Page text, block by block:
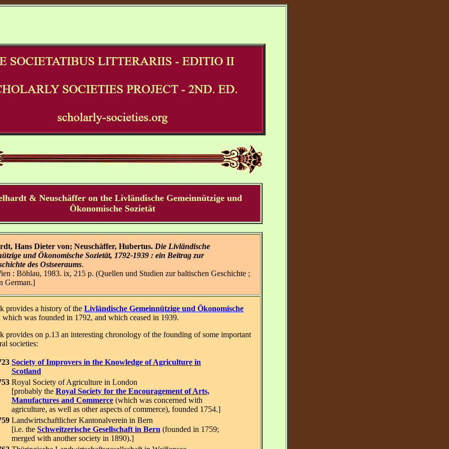
& Neuschäffer on the Livländische Gemeinnützige und
Ökonomische Sozietät
Hans Dieter von; Neuschäffer, Hubertus. Die Livländische
und Ökonomische Sozietät, 1792-1939 : ein Beitrag zur
des Ostseeraums.
: Böhlau, 1983. ix, 215 p. (Quellen und Studien zur baltischen Geschichte ;
German.]
provides a history of the Livländische Gemeinnützige und Ökonomische
which was founded in 1792, and which ceased in 1939.
provides on p.13 an interesting chronology of the founding of some important
societies:
Society of Improvers in the Knowledge of Agriculture in
Scotland
Royal Society of Agriculture in London
[probably the Royal Society for the Encouragement of Arts,
Manufactures and Commerce (which was concerned with
agriculture, as well as other aspects of commerce), founded 1754.]
Landwirtschaftlicher Kantonalverein in Bern
[i.e. the Schweitzerische Gesellschaft in Bern (founded in 1759;
merged with another society in 1890).]